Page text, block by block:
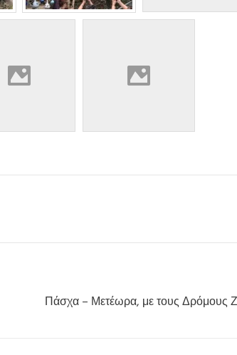
Πάσχα – Μετέωρα, με τους Δρόμους